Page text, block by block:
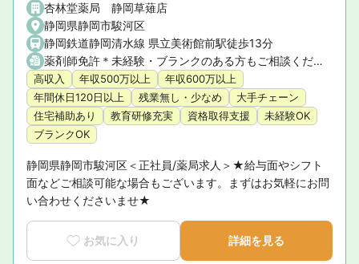
杏林堂薬局 静岡草薙店
静岡県静岡市駿河区
静岡鉄道静岡清水線 県立美術館前駅徒歩13分
薬剤師免許＊未経験・ブランクのある方もご相談ください
高収入 年収500万以上
年収600万以上
年間休日120日以上
残業無し・少なめ
大手チェーン
住宅補助あり
教育研修充実 資格取得支援
未経験OK
ブランクOK
静岡県静岡市駿河区＜正社員/薬局求人＞★給与面やシフト
面などご相談可能な場合もございます。まずはお気軽にお問
い合わせくださいませ★
お気に入り 詳細を見る